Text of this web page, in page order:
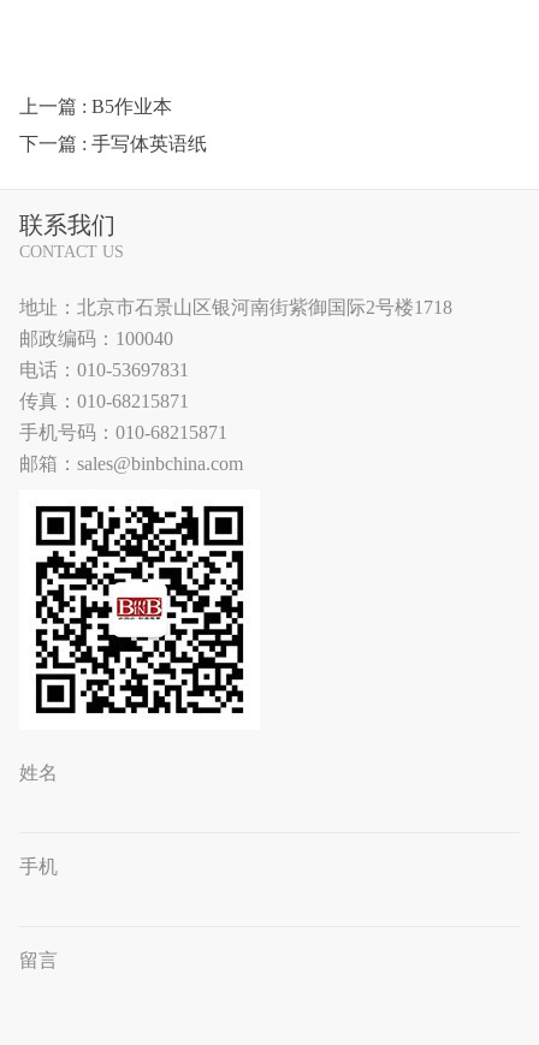
上一篇 : B5作业本
下一篇 : 手写体英语纸
联系我们
CONTACT US
地址：北京市石景山区银河南街紫御国际2号楼1718
邮政编码：100040
电话：010-53697831
传真：010-68215871
手机号码：010-68215871
邮箱：sales@binbchina.com
姓名
手机
留言